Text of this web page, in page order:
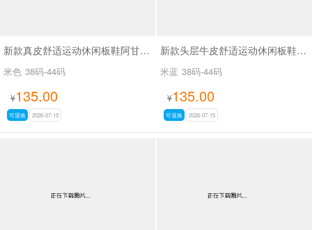
新款真皮舒适运动休闲板鞋阿甘鞋休闲男鞋SA271
米色 38码-44码
¥135.00
可退换 2026-07-15
新款头层牛皮舒适运动休闲板鞋阿甘鞋男鞋SA270
米蓝 38码-44码
¥135.00
可退换 2026-07-15